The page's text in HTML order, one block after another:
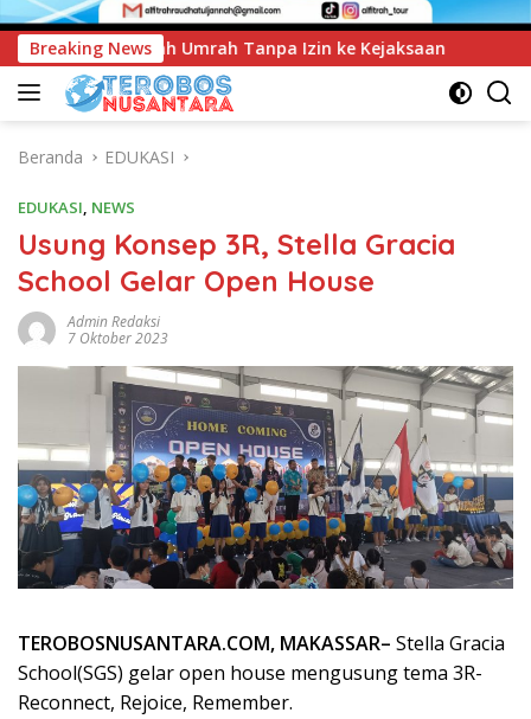
Breaking News
ke Kejaksaan UNIMEN Tambah Delapan Program
Beranda EDUKASI
EDUKASI, NEWS
Usung Konsep 3R, Stella Gracia
School Gelar Open House
Admin Redaksi
7 Oktober 2023
TEROBOSNUSANTARA.COM, MAKASSAR– Stella Gracia
School(SGS) gelar open house mengusung tema 3R-
Reconnect, Rejoice, Remember.